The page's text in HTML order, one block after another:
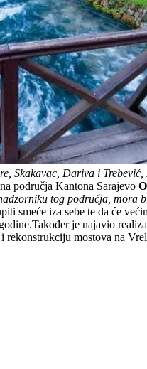
Skakavac, Dariva i
područja Kantona Sarajevo
tog područja, mora
smeće iza sebe te da će
je najavio
mostova na